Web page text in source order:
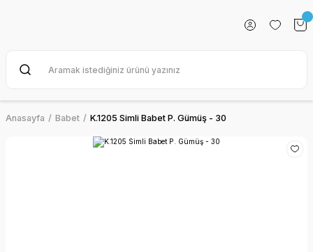
Anasayfa Babet K.1205 Simli Babet P. Gümüş - 30